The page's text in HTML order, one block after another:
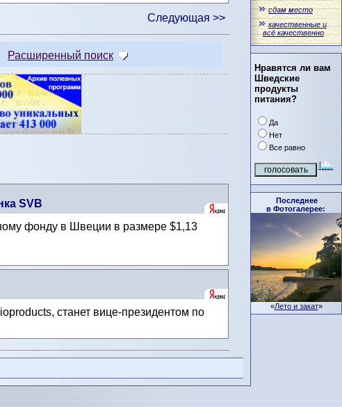
сдам место
качественные и
всё качественно
Нравятся ли вам
Шведские
продукты
питания?
Да
Нет
Все равно
Последнее
в Фотогалерее:
«Лето и закат»
Следующая >>
Расширенный поиск
SVB
фонду в Швеции в размере $1,13
станет вице-президентом по